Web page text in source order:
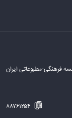
فرهنگی-مطبوعاتی ایران